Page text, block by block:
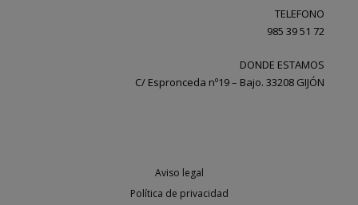
TELEFONO
985 39 51 72
DONDE ESTAMOS
C/ Espronceda nº19 – Bajo. 33208 GIJÓN
Aviso legal
Política de privacidad